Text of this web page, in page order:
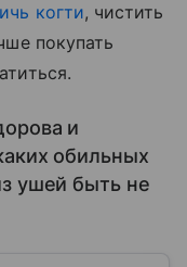
когти, чистить
покупать
и
обильных
ушей быть не